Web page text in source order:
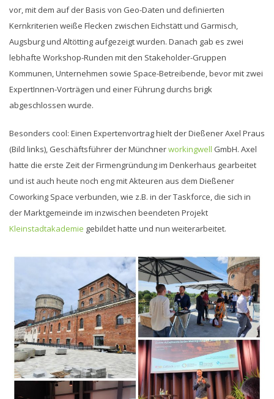
vor, mit dem auf der Basis von Geo-Daten und definierten
Kernkriterien weiße Flecken zwischen Eichstätt und Garmisch,
Augsburg und Altötting aufgezeigt wurden. Danach gab es zwei
lebhafte Workshop-Runden mit den Stakeholder-Gruppen
Kommunen, Unternehmen sowie Space-Betreibende, bevor mit zwei
ExpertInnen-Vorträgen und einer Führung durchs brigk
abgeschlossen wurde.
Besonders cool: Einen Expertenvortrag hielt der Dießener Axel Praus
(Bild links), Geschäftsführer der Münchnerworkingwell GmbH. Axel
hatte die erste Zeit der Firmengründung im Denkerhaus gearbeitet
und ist auch heute noch eng mit Akteuren aus dem Dießener
Coworking Space verbunden, wie z.B. in der Taskforce, die sich in
der Marktgemeinde im inzwischen beendeten Projekt
Kleinstadtakademie gebildet hatte und nun weiterarbeitet.